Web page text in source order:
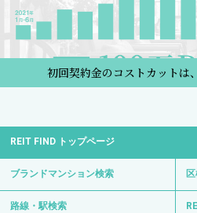
初回契約金のコストカットは
REIT FIND トップページ
ブランドマンション検索
路線・駅検索